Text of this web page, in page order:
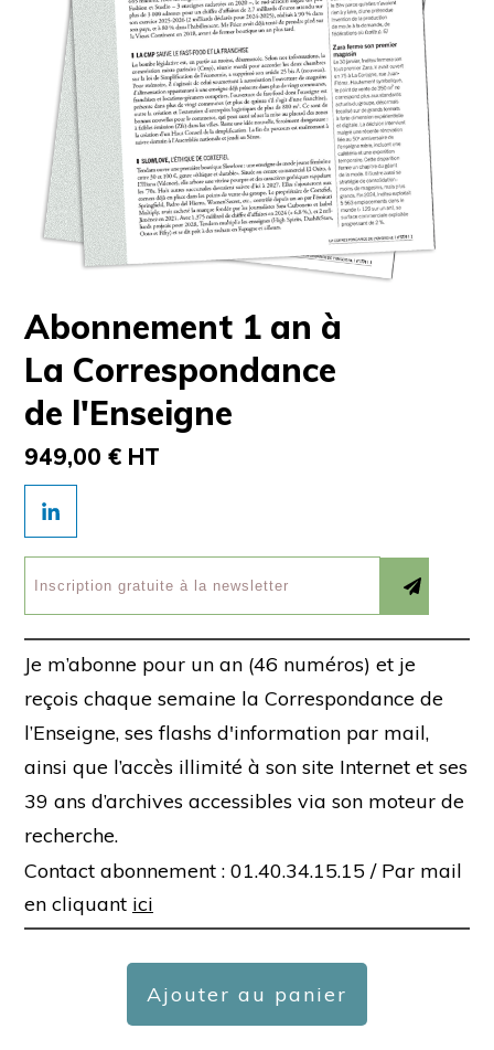
Abonnement 1 an à
La Correspondance
de l'Enseigne
949,00 € HT
Je m’abonne pour un an (46 numéros) et je
reçois chaque semaine la Correspondance de
l’Enseigne, ses flashs d'information par mail,
ainsi que l’accès illimité à son site Internet et ses
39 ans d’archives accessibles via son moteur de
recherche.
Contact abonnement : 01.40.34.15.15 / Par mail
en cliquant ici
Ajouter au panier